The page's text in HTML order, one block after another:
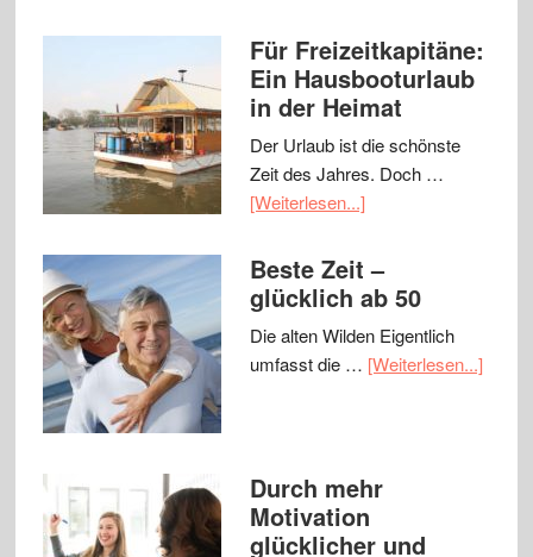
Für Freizeitkapitäne:
Ein Hausbooturlaub
in der Heimat
Der Urlaub ist die schönste
Zeit des Jahres. Doch …
[Weiterlesen...]
Beste Zeit –
glücklich ab 50
Die alten Wilden Eigentlich
umfasst die … [Weiterlesen...]
Durch mehr
Motivation
glücklicher und